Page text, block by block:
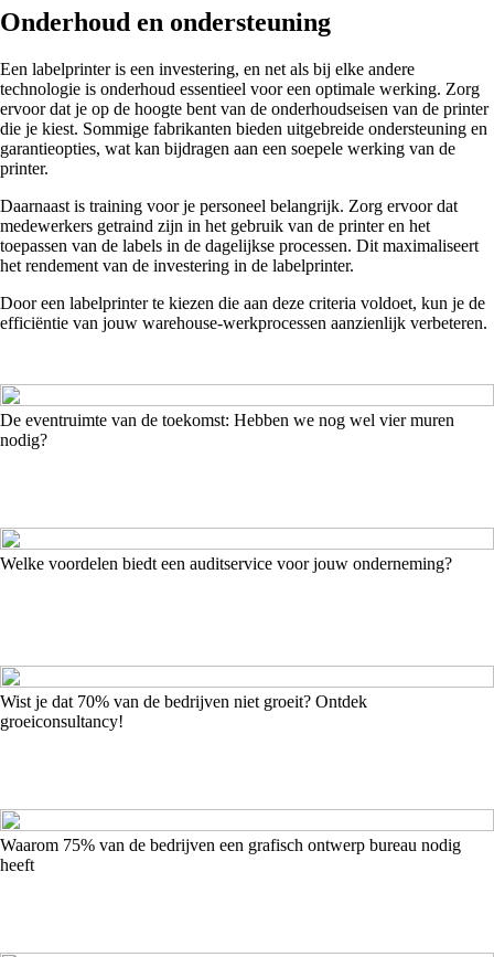
Onderhoud en ondersteuning
Een labelprinter is een investering, en net als bij elke andere
technologie is onderhoud essentieel voor een optimale werking. Zorg
ervoor dat je op de hoogte bent van de onderhoudseisen van de printer
die je kiest. Sommige fabrikanten bieden uitgebreide ondersteuning en
garantieopties, wat kan bijdragen aan een soepele werking van de
printer.
Daarnaast is training voor je personeel belangrijk. Zorg ervoor dat
medewerkers getraind zijn in het gebruik van de printer en het
toepassen van de labels in de dagelijkse processen. Dit maximaliseert
het rendement van de investering in de labelprinter.
Door een labelprinter te kiezen die aan deze criteria voldoet, kun je de
efficiëntie van jouw warehouse-werkprocessen aanzienlijk verbeteren.
De eventruimte van de toekomst: Hebben we nog wel vier muren
nodig?
Welke voordelen biedt een auditservice voor jouw onderneming?
Wist je dat 70% van de bedrijven niet groeit? Ontdek
groeiconsultancy!
Waarom 75% van de bedrijven een grafisch ontwerp bureau nodig
heeft